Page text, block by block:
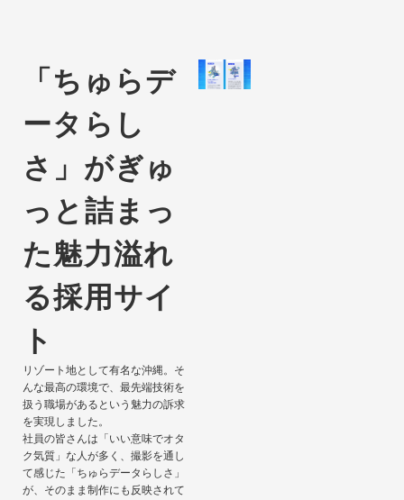
「ちゅらデ
ータらし
さ」がぎゅ
っと詰まっ
た魅力溢れ
る採用サイ
ト
リゾート地として有名な沖縄。そ
んな最高の環境で、最先端技術を
扱う職場があるという魅力の訴求
を実現しました。
社員の皆さんは「いい意味でオタ
ク気質」な人が多く、撮影を通し
て感じた「ちゅらデータらしさ」
が、そのまま制作にも反映されて